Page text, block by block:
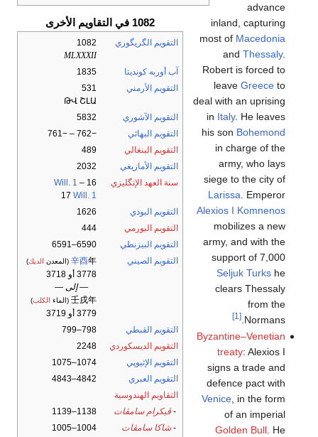
1082 في التقاويم الأخرى
التقويم الگريگوري
1082
MLXXXII
آب أوربه كونديتا
1835
التقويم الأرمني
531
ԹՎ ՇԼԱ
التقويم الآشوري
5832
التقويم البهائي
−762 – −761
التقويم البنغالي
489
التقويم الأمازيغي
2032
سنة العهد الإنگليزي
16
Will. 1 –
17 Will. 1
التقويم البوذي
1626
التقويم البورمي
444
التقويم البيزنطي
6590–6591
التقويم الصيني
辛酉年 (المعدن الديك)
3778 أو 3718
— إلى —
壬戌年 (الماء الكلب)
3779 أو 3719
التقويم القبطي
798–799
التقويم الديسكوردي
2248
التقويم الإثيوپي
1074–1075
التقويم العبري
4842–4843
التقاويم الهندوسية
- ڤيكرام سامڤات
1138–1139
-شاكا سامڤات
1004–1005
advance
inland, capturing
most of Macedonia
and Thessaly.
Robert is forced to
leave Greeceto
deal with an uprising
in Italy. He leaves
his son Bohemond
in charge of the
army, who lays
siege to the city of
Larissa . Emperor
Alexios I Komnenos
mobilizes a new
army, and with the
support of 7,000
Seljuk Turkshe
clears Thessaly
from the
Normans.
[1]
Byzantine–Venetian
treaty: Alexios I
signs a trade and
defence pact with
Venice, in the form
of an imperial
Golden Bull. He